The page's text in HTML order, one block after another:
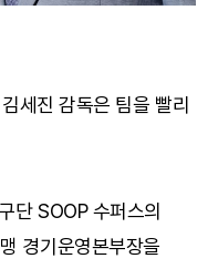
세진 감독은 팀을 빨리
단 SOOP 수퍼스의
경기운영본부장을